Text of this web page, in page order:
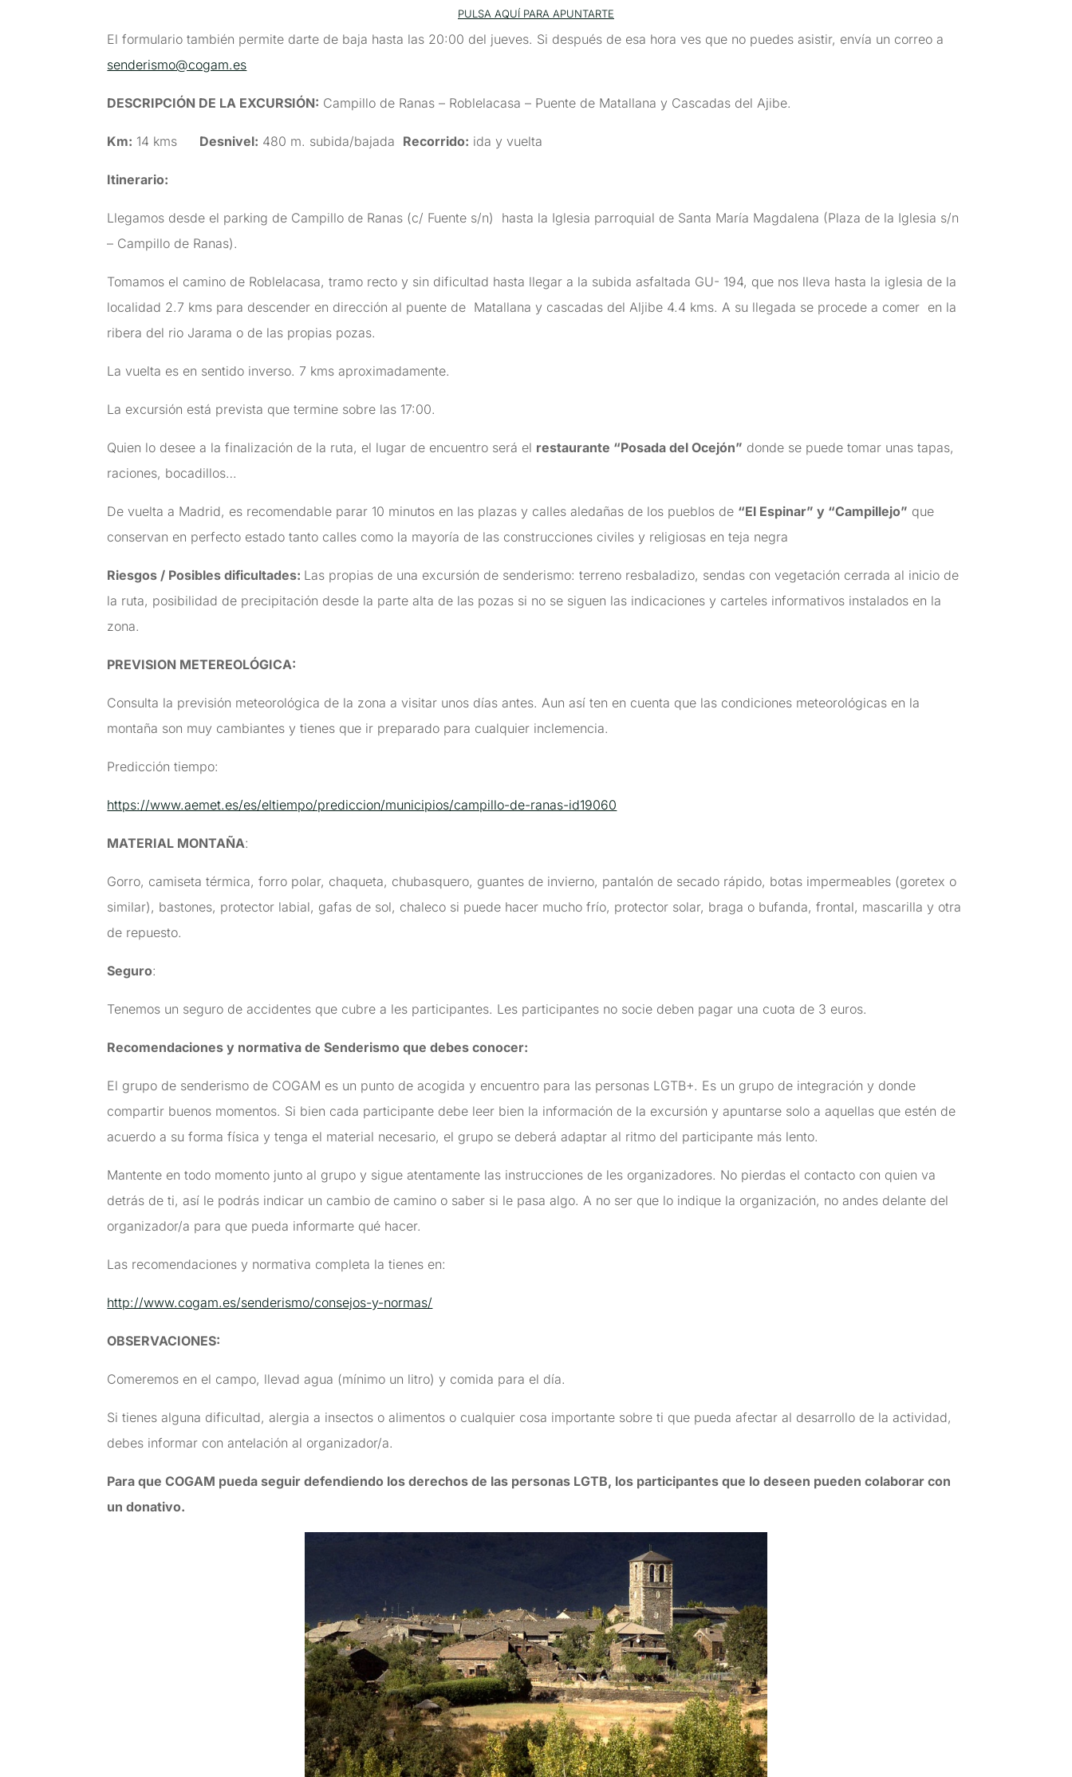
PULSA AQUÍ PARA APUNTARTE
El formulario también permite darte de baja hasta las 20:00 del jueves. Si después de esa hora ves que no puedes asistir, envía un correo a
senderismo@cogam.es
DESCRIPCIÓN DE LA EXCURSIÓN: Campillo de Ranas – Roblelacasa – Puente de Matallana y Cascadas del Ajibe.
Km: 14 kms Desnivel: 480 m. subida/bajada Recorrido: ida y vuelta
Itinerario:
Llegamos desde el parking de Campillo de Ranas (c/ Fuente s/n) hasta la Iglesia parroquial de Santa María Magdalena (Plaza de la Iglesia s/n
– Campillo de Ranas).
Tomamos el camino de Roblelacasa, tramo recto y sin dificultad hasta llegar a la subida asfaltada GU- 194, que nos lleva hasta la iglesia de la
localidad 2.7 kms para descender en dirección al puente de Matallana y cascadas del Aljibe 4.4 kms. A su llegada se procede a comer en la
ribera del rio Jarama o de las propias pozas.
La vuelta es en sentido inverso. 7 kms aproximadamente.
La excursión está prevista que termine sobre las 17:00.
Quien lo desee a la finalización de la ruta, el lugar de encuentro será el restaurante “Posada del Ocejón” donde se puede tomar unas tapas,
raciones, bocadillos…
De vuelta a Madrid, es recomendable parar 10 minutos en las plazas y calles aledañas de los pueblos de “El Espinar” y “Campillejo” que
conservan en perfecto estado tanto calles como la mayoría de las construcciones civiles y religiosas en teja negra
Riesgos / Posibles dificultades: Las propias de una excursión de senderismo: terreno resbaladizo, sendas con vegetación cerrada al inicio de
la ruta, posibilidad de precipitación desde la parte alta de las pozas si no se siguen las indicaciones y carteles informativos instalados en la
zona.
PREVISION METEREOLÓGICA:
Consulta la previsión meteorológica de la zona a visitar unos días antes. Aun así ten en cuenta que las condiciones meteorológicas en la
montaña son muy cambiantes y tienes que ir preparado para cualquier inclemencia.
Predicción tiempo:
https://www.aemet.es/es/eltiempo/prediccion/municipios/campillo-de-ranas-id19060
MATERIAL MONTAÑA:
Gorro, camiseta térmica, forro polar, chaqueta, chubasquero, guantes de invierno, pantalón de secado rápido, botas impermeables (goretex o
similar), bastones, protector labial, gafas de sol, chaleco si puede hacer mucho frío, protector solar, braga o bufanda, frontal, mascarilla y otra
de repuesto.
Seguro:
Tenemos un seguro de accidentes que cubre a les participantes. Les participantes no socie deben pagar una cuota de 3 euros.
Recomendaciones y normativa de Senderismo que debes conocer:
El grupo de senderismo de COGAM es un punto de acogida y encuentro para las personas LGTB+. Es un grupo de integración y donde
compartir buenos momentos. Si bien cada participante debe leer bien la información de la excursión y apuntarse solo a aquellas que estén de
acuerdo a su forma física y tenga el material necesario, el grupo se deberá adaptar al ritmo del participante más lento.
Mantente en todo momento junto al grupo y sigue atentamente las instrucciones de les organizadores. No pierdas el contacto con quien va
detrás de ti, así le podrás indicar un cambio de camino o saber si le pasa algo. A no ser que lo indique la organización, no andes delante del
organizador/a para que pueda informarte qué hacer.
Las recomendaciones y normativa completa la tienes en:
http://www.cogam.es/senderismo/consejos-y-normas/
OBSERVACIONES:
Comeremos en el campo, llevad agua (mínimo un litro) y comida para el día.
Si tienes alguna dificultad, alergia a insectos o alimentos o cualquier cosa importante sobre ti que pueda afectar al desarrollo de la actividad,
debes informar con antelación al organizador/a.
Para que COGAM pueda seguir defendiendo los derechos de las personas LGTB, los participantes que lo deseen pueden colaborar con
un donativo.